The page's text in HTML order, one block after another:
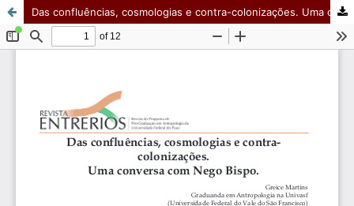
Das confluências, cosmologias e contra-colonizações. Uma conversa com Nego Bispo